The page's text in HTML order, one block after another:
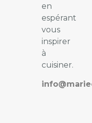
en
espérant
vous
inspirer
à
cuisiner.